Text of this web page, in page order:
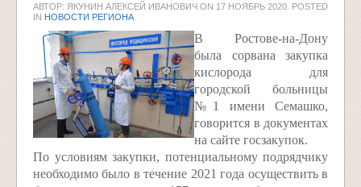
АВТОР: ЯКУНИН АЛЕКСЕЙ ИВАНОВИЧ ON 17 НОЯБРЬ 2020 . POSTED
IN НОВОСТИ РЕГИОНА
В Ростове-на-Дону
была сорвана закупка
кислорода для
городской больницы
№1 имени Семашко,
говорится в документах
на сайте госзакупок.
По условиям закупки, потенциальному подрядчику
необходимо было в течение 2021 года осуществить в